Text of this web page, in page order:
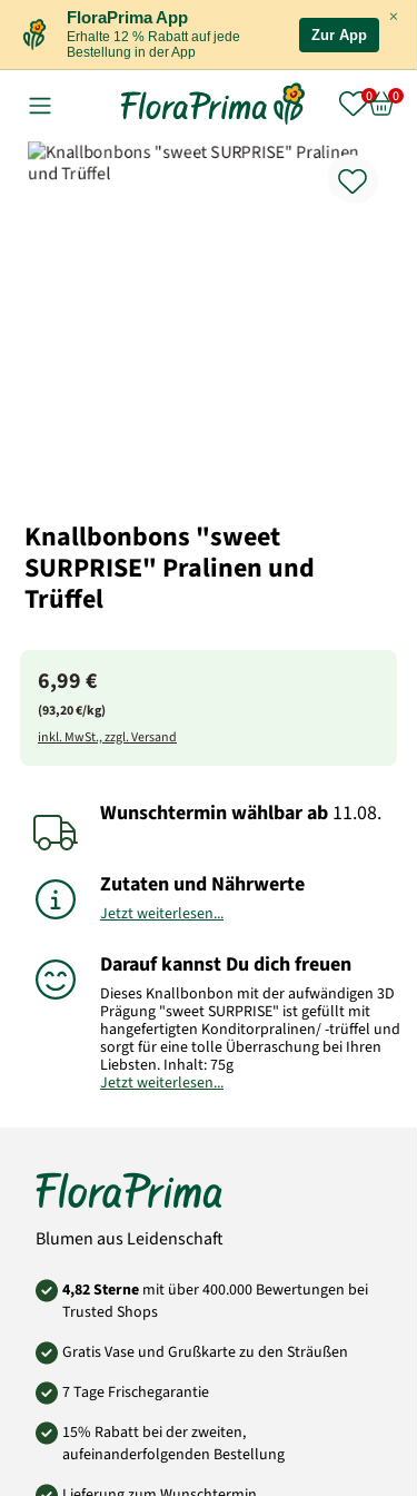
×
FloraPrima App
Erhalte 12 % Rabatt auf jede
Bestellung in der App
Zur App
Knallbonbons "sweet
SURPRISE" Pralinen und
Trüffel
6,99 €
(93,20 €/kg)
inkl. MwSt., zzgl. Versand
Wunschtermin wählbarab 11.08.
Zutaten und Nährwerte
Jetzt weiterlesen...
Darauf kannst Du dich freuen
Dieses Knallbonbon mit der aufwändigen 3D
Prägung "sweet SURPRISE" ist gefüllt mit
hangefertigten Konditorpralinen/ -trüffel und
sorgt für eine tolle Überraschung bei Ihren
Liebsten. Inhalt: 75g
Jetzt weiterlesen...
Blumen aus Leidenschaft
4,82 Sterne mit über 400.000 Bewertungen bei
Trusted Shops
Gratis Vase und Grußkarte zu den Sträußen
7 Tage Frischegarantie
15% Rabatt bei der zweiten,
aufeinanderfolgenden Bestellung